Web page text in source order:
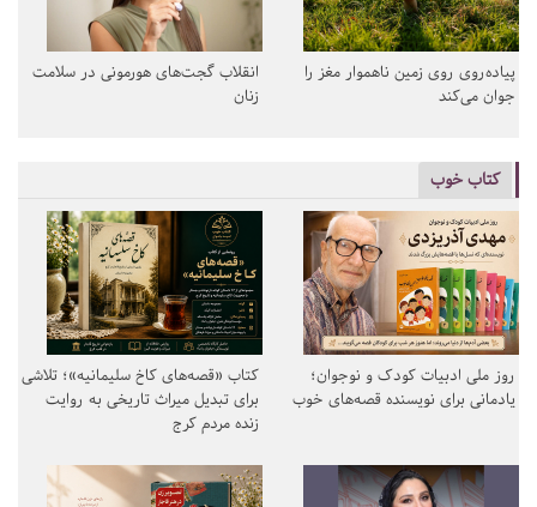
پیاده‌روی روی زمین ناهموار مغز را
جوان می‌کند
انقلاب گجت‌های هورمونی در سلامت
زنان
کتاب خوب
روز ملی ادبیات کودک و نوجوان؛
یادمانی برای نویسنده قصه‌های خوب
کتاب «قصه‌های کاخ سلیمانیه»؛ تلاشی
برای تبدیل میراث تاریخی به روایت
زنده مردم کرج